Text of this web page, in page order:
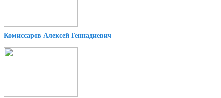
Комиссаров Алексей Геннадиевич